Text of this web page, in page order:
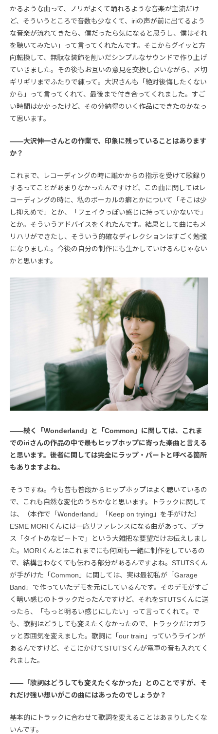
かるような曲って、ノリがよくて踊れるような音楽が主流だけ
ど、そういうところで音数も少なくて、iriの声が前に出てるよう
な音楽が流れてきたら、僕だったら気になると思うし、僕はそれ
を聴いてみたい」って言ってくれたんです。そこからグイッと方
向転換して、無駄な装飾を削いだシンプルなサウンドで作り上げ
ていきました。その後もお互いの意見を交換し合いながら、〆切
ギリギリまでふたりで練って。大沢さんも「絶対後悔したくない
から」って言ってくれて、最後まで付き合ってくれました。すご
い時間はかかったけど、その分納得のいく作品にできたのかなっ
て思います。
――大沢伸一さんとの作業で、印象に残っていることはあります
か？
これまで、レコーディングの時に誰かからの指示を受けて歌録り
するってことがあまりなかったんですけど、この曲に関してはレ
コーディングの時に、私のボーカルの癖とかについて「そこは少
し抑えめで」とか、「フェイクっぽい感じに持っていかないで」
とか。そういうアドバイスをくれたんです。結果として曲にもメ
リハリができたし、そういう的確なディレクションはすごく勉強
になりました。今後の自分の制作にも生かしていけるんじゃない
かと思います。
――続く「Wonderland」と「Common」に関しては、これま
でのiriさんの作品の中で最もヒップホップに寄った楽曲と言える
と思います。後者に関しては完全にラップ・パートと呼べる箇所
もありますよね。
そうですね。今も昔も普段からヒップホップはよく聴いているの
で、これも自然な変化のうちかなと思います。トラックに関して
は、（本作で「Wonderland」「Keep on trying」を手がけた）
ESME MORIくんには一応リファレンスになる曲があって、プラ
ス「タイトめなビートで」という大雑把な要望だけお伝えしまし
た。MORIくんとはこれまでにも何回も一緒に制作をしているの
で、結構言わなくても伝わる部分があるんですよね。STUTSくん
が手がけた「Common」に関しては、実は最初私が「Garage
Band」で作っていたデモを元にしているんです。そのデモがすご
く暗い感じのトラックだったんですけど、それをSTUTSくんに送
ったら、「もっと明るい感じにしたい」って言ってくれて。で
も、歌詞はどうしても変えたくなかったので、トラックだけガラ
ッと雰囲気を変えました。歌詞に「our train」っていうラインが
あるんですけど、そこにかけてSTUTSくんが電車の音も入れてく
れました。
――「歌詞はどうしても変えたくなかった」とのことですが、そ
れだけ強い想いがこの曲にはあったのでしょうか？
基本的にトラックに合わせて歌詞を変えることはあまりしたくな
いんです。